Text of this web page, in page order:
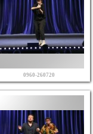
0960-260720